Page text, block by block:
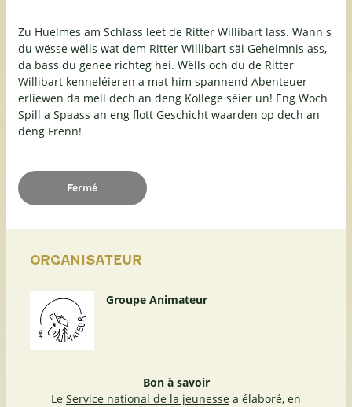
Zu Huelmes am Schlass leet de Ritter Willibart lass. Wann s
du wësse wëlls wat dem Ritter Willibart säi Geheimnis ass,
da bass du genee richteg hei. Wëlls och du de Ritter
Willibart kenneléieren a mat him spannend Abenteuer
erliewen da mell dech an deng Kollege séier un! Eng Woch
Spill a Spaass an eng flott Geschicht waarden op dech an
deng Frënn!
Fermé
ORGANISATEUR
Groupe Animateur
Bon à savoir
Le Service national de la jeunesse a élaboré, en